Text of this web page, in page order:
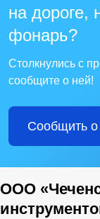
на дороге,
фонарь?
Столкнулись с
сообщите о ней!
Сообщить
ООО